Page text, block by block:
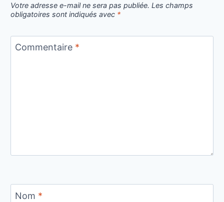
Votre adresse e-mail ne sera pas publiée. Les champs
obligatoires sont indiqués avec *
Commentaire *
Nom *